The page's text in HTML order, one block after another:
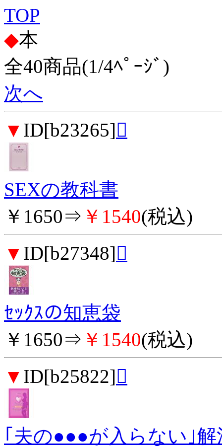
TOP
◆本
全40商品(1/4ﾍﾟｰｼﾞ)
次へ
▼ ID[b23265]
SEXの教科書
￥1650⇒ ￥1540(税込)
▼ ID[b27348]
ｾｯｸｽの知恵袋
￥1650⇒ ￥1540(税込)
▼ ID[b25822]
｢夫の●●●が入らない｣解